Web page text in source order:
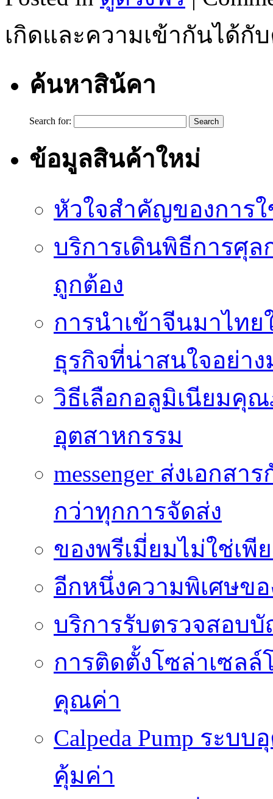
เกิดและความเข้ากันได้กั
ค้นหาสิน้คา
Search for:
ข้อมูลสินค้าใหม่
หัวใจสำคัญของการ
บริการเดินพิธีการศุล
ถูกต้อง
การนำเข้าจีนมาไท
ธุรกิจที่น่าสนใจอย่าง
วิธีเลือกอลูมิเนียมคุ
อุตสาหกรรม
messenger ส่งเอกส
กว่าทุกการจัดส่ง
ของพรีเมี่ยมไม่ใช่เพี
อีกหนึ่งความพิเศษข
บริการรับตรวจสอบ
การติดตั้งโซล่าเซลล์
คุณค่า
Calpeda Pump ระบ
คุ้มค่า